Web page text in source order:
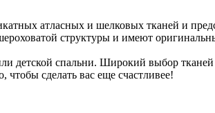
атласных и шелковых тканей и
структуры и имеют
детской спальни. Широкий выбор
чтобы сделать вас еще счастливее!